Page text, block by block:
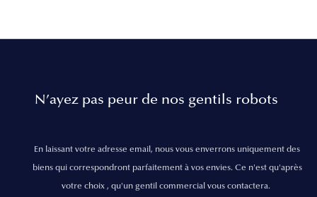
N’ayez pas peur de nos gentils robots
En laissant votre adresse email, nous vous enverrons uniquement des
biens qui correspondront parfaitement à vos envies. Ce n'est qu'après
votre choix , qu'un gentil commercial vous contactera.